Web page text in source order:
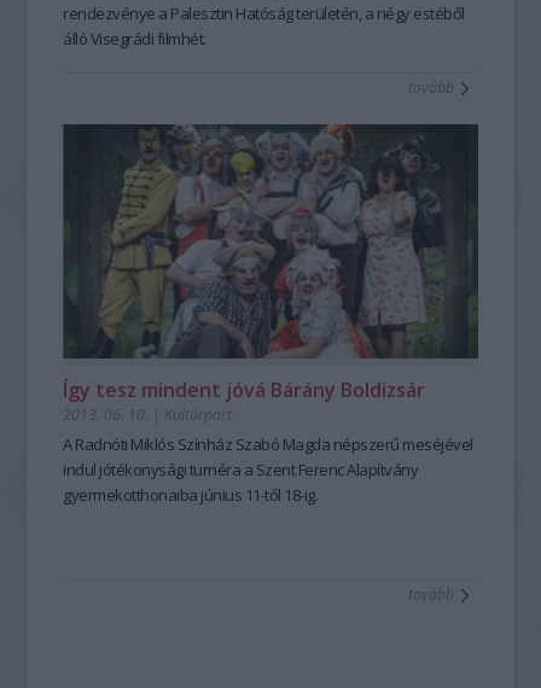
rendezvénye a Palesztin Hatóság területén, a négy estéből
álló Visegrádi filmhét.
tovább
Így tesz mindent jóvá Bárány Boldizsár
2013. 06. 10. | Kultúrpart
ARadnóti Miklós Színház Szabó Magda népszerű meséjével
indul jótékonysági turnéra a Szent Ferenc Alapítvány
gyermekotthonaiba június 11-től 18-ig.
tovább